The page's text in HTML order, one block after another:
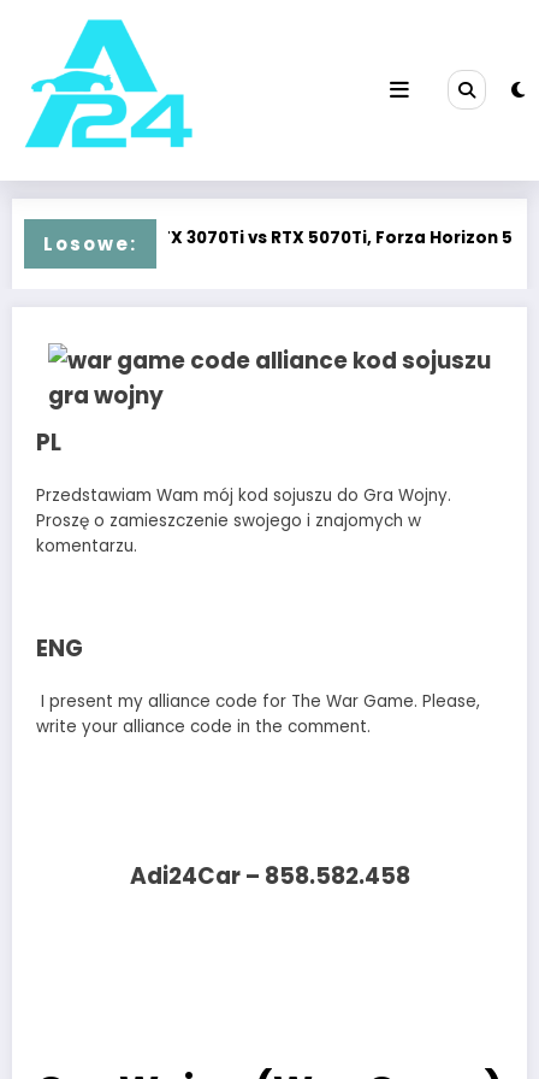
Losowe:
2[2K] RTX 3070Ti vs RTX 5070Ti, Forza Horizon 5
PL
Przedstawiam Wam mój kod sojuszu do Gra Wojny.
Proszę o zamieszczenie swojego i znajomych w
komentarzu.
ENG
I present my alliance code for The War Game. Please,
write your alliance code in the comment.
Adi24Car – 858.582.458